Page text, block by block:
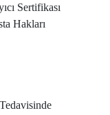
Sertifikası
Hakları